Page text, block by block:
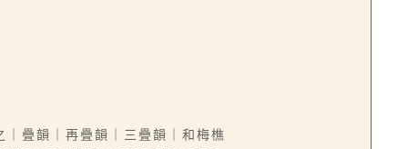
疊韻｜再疊韻｜三疊韻｜和梅樵